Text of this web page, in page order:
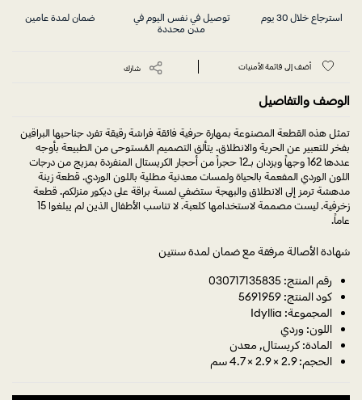
استرجاع خلال 30 يوم
توصيل في نفس اليوم في
مدن محددة
ضمان لمدة عامين
أضف إلى قائمة الأمنيات شارك
الوصف والتفاصيل
تمثل هذه القطعة المصنوعة بمهارة حرفية فائقة فراشة رقيقة تفرد جناحيها البراقين
بفخر للتعبير عن الحرية والانطلاق. يتألق التصميم المُستوحى من الطبيعة بأوجه
عددها 162 وجهاً ويزدان بـ12 حجراً من أحجار الكريستال المنفردة بمزيج من درجات
اللون الوردي المفعمة بالحياة ولمسات معدنية مطلية باللون الوردي. قطعة زينة
مدهشة ترمز إلى الانطلاق والبهجة ستضفي لمسة براقة على ديكور منزلكم. قطعة
زخرفية. ليست مصممة لاستخدامها كلعبة. لا تناسب الأطفال الذين لم يبلغوا 15
عاماً.
شهادة الأصالة مرفقة مع ضمان لمدة سنتين
رقم المنتج: 030717135835
كود المنتج: 5691959
المجموعة: Idyllia
اللون: وردي
المادة: كريستال, معدن
الحجم: 2.9 × 2.9 × 4.7 سم